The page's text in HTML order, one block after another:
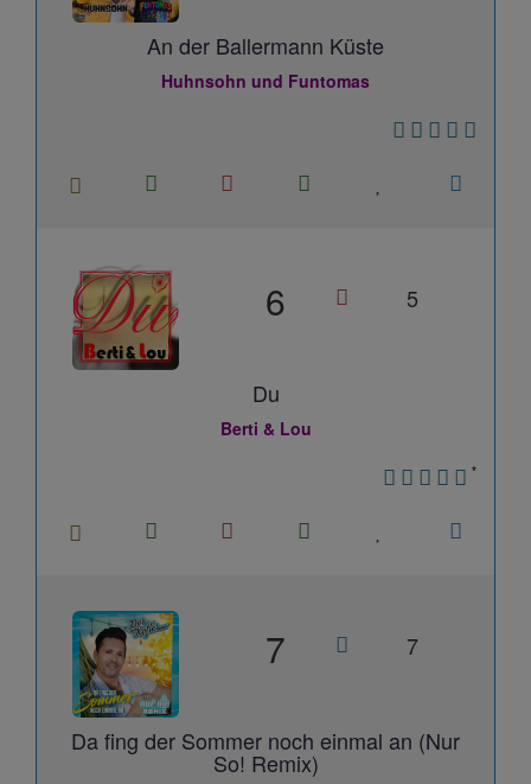
An der Ballermann Küste
Huhnsohn und Funtomas
6 5
Du
Berti & Lou
*
7 7
Da fing der Sommer noch einmal an (Nur
So! Remix)